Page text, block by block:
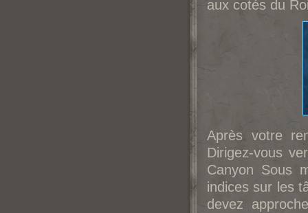
aux cotés du
Après votre
Dirigez-vous
Canyon Sous
indices sur les
devez